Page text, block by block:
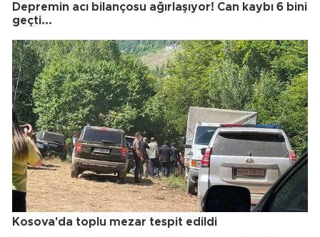
Depremin acı bilançosu ağırlaşıyor! Can kaybı 6 bini
geçti...
Kosova'da toplu mezar tespit edildi